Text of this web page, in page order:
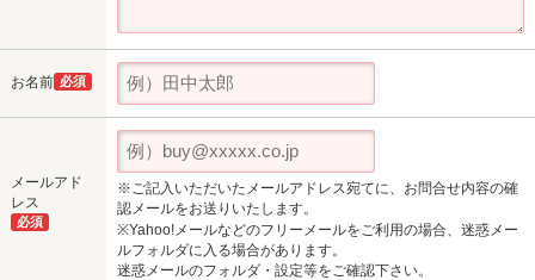
お名前 必須
メールアド
レス
必須
※ご記入いただいたメールアドレス宛てに、お問合せ内容の確
認メールをお送りいたします。
※Yahoo!メールなどのフリーメールをご利用の場合、迷惑メー
ルフォルダに入る場合があります。
迷惑メールのフォルダ・設定等をご確認下さい。